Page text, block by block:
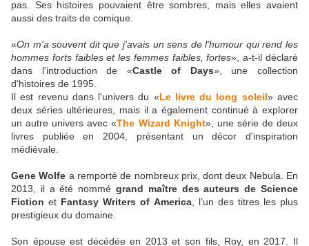
pas. Ses histoires pouvaient être sombres, mais elles avaient
aussi des traits de comique.
«On m'a souvent dit que j'avais un sens de l'humour qui rend les
hommes forts faibles et les femmes faibles, fortes», a-t-il déclaré
dans l'introduction de «Castle of Days», une collection
d'histoires de 1995.
Il est revenu dans l'univers du «Le livre du long soleil» avec
deux séries ultérieures, mais il a également continué à explorer
un autre univers avec «The Wizard Knight», une série de deux
livres publiée en 2004, présentant un décor d'inspiration
médiévale.
Gene Wolfe a remporté de nombreux prix, dont deux Nebula. En
2013, il a été nommé grand maître des auteurs de Science
Fiction et Fantasy Writers of America, l’un des titres les plus
prestigieux du domaine.
Son épouse est décédée en 2013 et son fils, Roy, en 2017. Il